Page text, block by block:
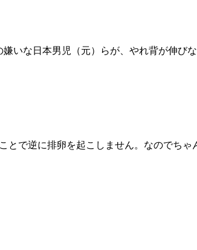
いな日本男児（元）らが、やれ背が伸び
とで逆に排卵を起こしません。なのでち